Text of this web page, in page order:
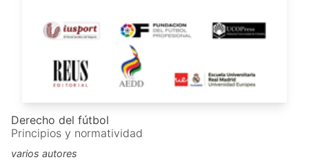
Derecho del fútbol
Principios y normatividad
varios autores